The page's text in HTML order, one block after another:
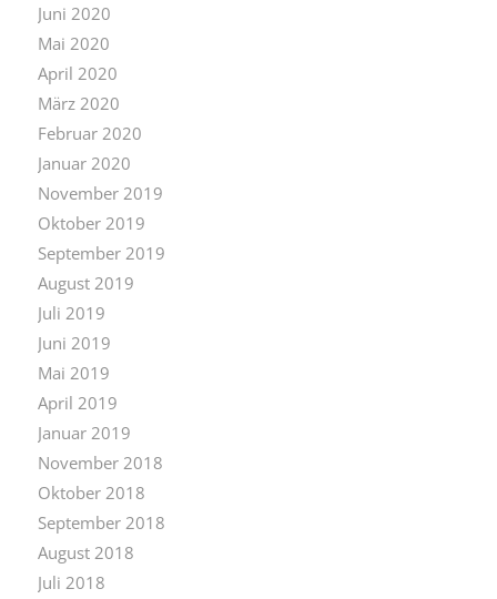
Juni 2020
Mai 2020
April 2020
März 2020
Februar 2020
Januar 2020
November 2019
Oktober 2019
September 2019
August 2019
Juli 2019
Juni 2019
Mai 2019
April 2019
Januar 2019
November 2018
Oktober 2018
September 2018
August 2018
Juli 2018